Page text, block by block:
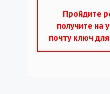
Пройдите
получите на
почту ключ